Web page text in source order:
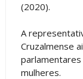
(2020).
A
Cruzalmense
mulheres.